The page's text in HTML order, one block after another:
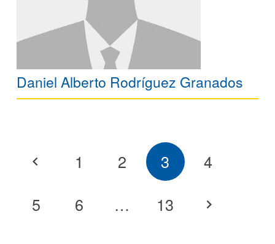
Daniel Alberto Rodríguez Granados
1 2 3
4
5
6 … 13